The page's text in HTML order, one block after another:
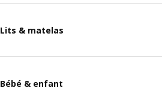
Lits & matelas
Bébé & enfant